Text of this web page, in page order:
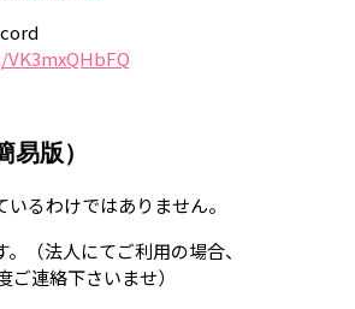
版）
いるわけではありません。
。（法人にてご利用の場合、
連絡下さいませ）